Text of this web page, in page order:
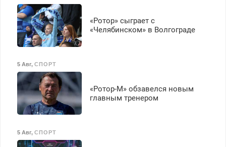
«Ротор» сыграет с
«Челябинском» в Волгограде
5 Авг, СПОРТ
«Ротор-М» обзавелся новым
главным тренером
5 Авг, СПОРТ